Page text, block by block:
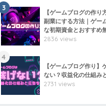
3
【ゲームブログの作り
副業にする方法｜ゲー
な初期資金とおすすめ
2836 views
4
【ゲームブログ作り】
ない？収益化の仕組み
2731 views